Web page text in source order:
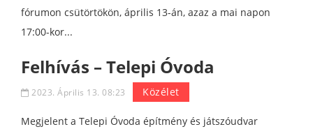
fórumon csütörtökön, április 13-án, azaz a mai napon
17:00-kor...
Felhívás – Telepi Óvoda
2023. Április 13. 08:23 Közélet
Megjelent a Telepi Óvoda építmény és játszóudvar